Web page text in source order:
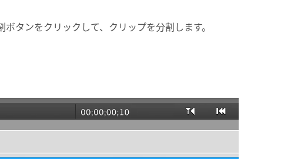
タンをクリックして、クリップを分割します。